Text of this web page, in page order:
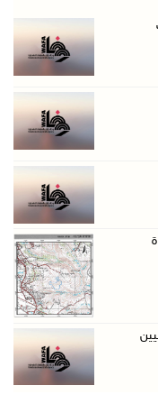
جل ...
...
وحدة